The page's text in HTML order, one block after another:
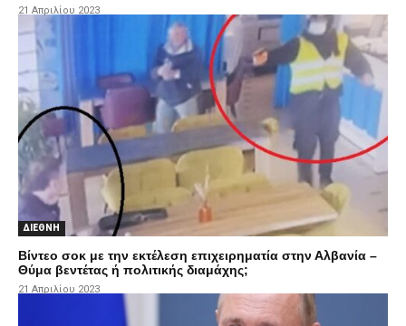
21 Απριλίου 2023
ΔΙΕΘΝΗ
Βίντεο σοκ με την εκτέλεση επιχειρηματία στην Αλβανία –
Θύμα βεντέτας ή πολιτικής διαμάχης;
21 Απριλίου 2023